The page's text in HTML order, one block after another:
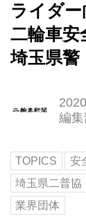
ライダ
二輪車安
埼玉県警
編集
TOPICS 安
埼玉県二普協
業界団体